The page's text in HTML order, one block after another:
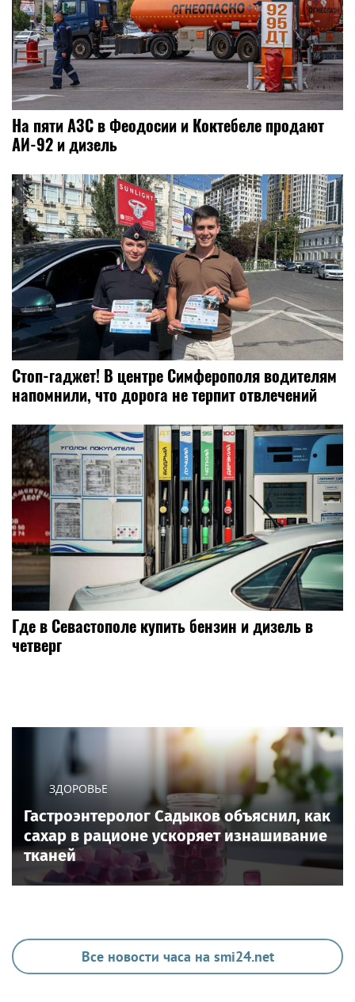
На пяти АЗС в Феодосии и Коктебеле продают
АИ-92 и дизель
Стоп-гаджет! В центре Симферополя водителям
напомнили, что дорога не терпит отвлечений
Где в Севастополе купить бензин и дизель в
четверг
ЗДОРОВЬЕ
Гастроэнтеролог Садыков объяснил, как
сахар в рационе ускоряет изнашивание
тканей
Все новости часа на smi24.net